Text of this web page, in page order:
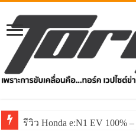
รีวิว ลองขับ All New